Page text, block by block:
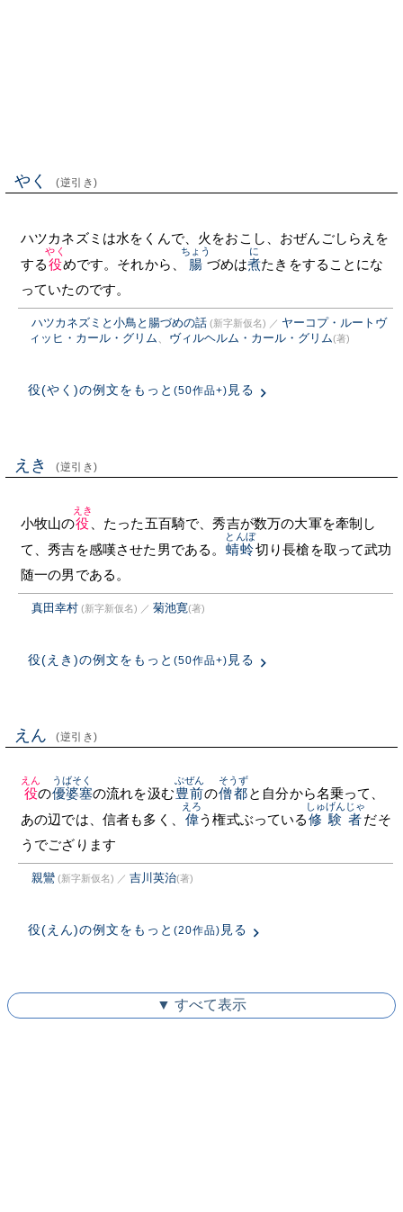
やく (逆引き)
ハツカネズミは水をくんで、火をおこし、おぜんごしらえを
する役
やく
めです。それから、 腸
ちょう
づめは煮
に
たきをすることにな
っていたのです。
ハツカネズミと小鳥と腸づめの話 (新字新仮名) ／ ヤーコプ・ルートヴ
ィッヒ・カール・グリム、 ヴィルヘルム・カール・グリム(著)
役(やく)の例文をもっと (50作品+) 見る
えき (逆引き)
小牧山の役
えき
、たった五百騎で、秀吉が数万の大軍を牽制し
て、秀吉を感嘆させた男である。 蜻蛉
とんぼ
切り長槍を取って武功
随一の男である。
真田幸村 (新字新仮名) ／ 菊池寛(著)
役(えき)の例文をもっと (50作品+) 見る
えん (逆引き)
役
えん
の優婆塞
うばそく
の流れを汲む豊前
ぶぜん
の僧都
そうず
と自分から名乗って、
あの辺では、信者も多く、 偉
えろ
う権式ぶっている修験者
しゅげんじゃ
だそ
うでござります
親鸞 (新字新仮名) ／ 吉川英治(著)
役(えん)の例文をもっと (20作品) 見る
▼ すべて表示